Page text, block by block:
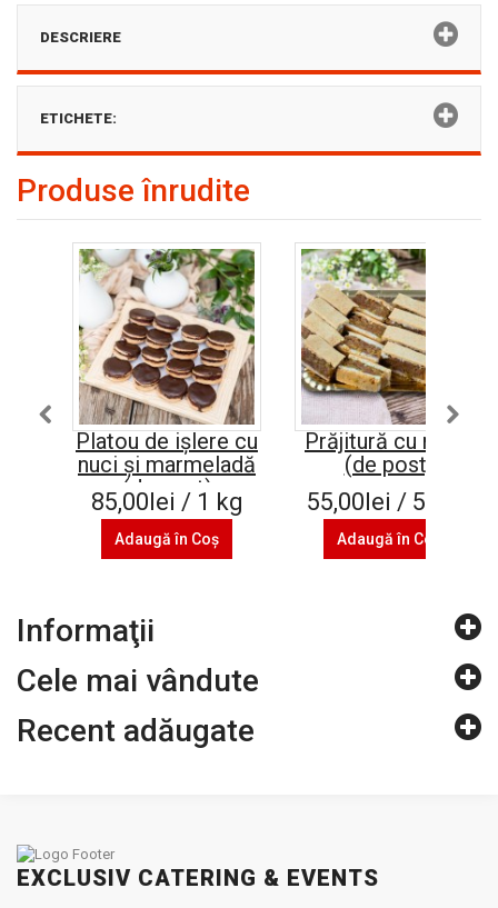
DESCRIERE
ETICHETE:
Produse înrudite
Platou de ișlere cu
nuci și marmeladă
(de post)
85,00lei / 1 kg
Adaugă în Coş
Prăjitură cu mere
(de post)
55,00lei / 500 g
Adaugă în Coş
Informaţii
Cele mai vândute
Recent adăugate
EXCLUSIV CATERING & EVENTS